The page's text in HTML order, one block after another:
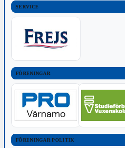
SERVICE
FÖRENINGAR
FÖRENINGAR POLITIK